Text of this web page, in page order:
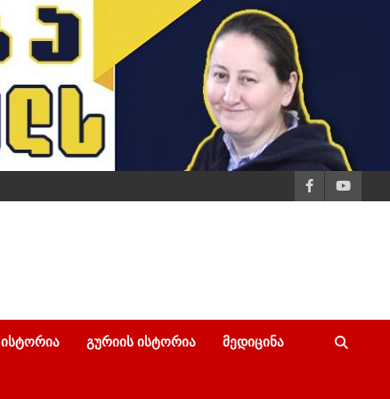
ᲘᲡᲢᲝᲠᲘᲐ ᲒᲣᲠᲘᲘᲡ ᲘᲡᲢᲝᲠᲘᲐ ᲛᲔᲓᲘᲪᲘᲜᲐ